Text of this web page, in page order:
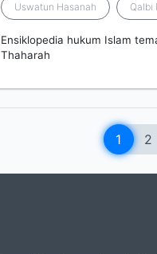
Uswatun Hasanah Qalbi
Ensiklopedia hukum Islam
Thaharah
1 2